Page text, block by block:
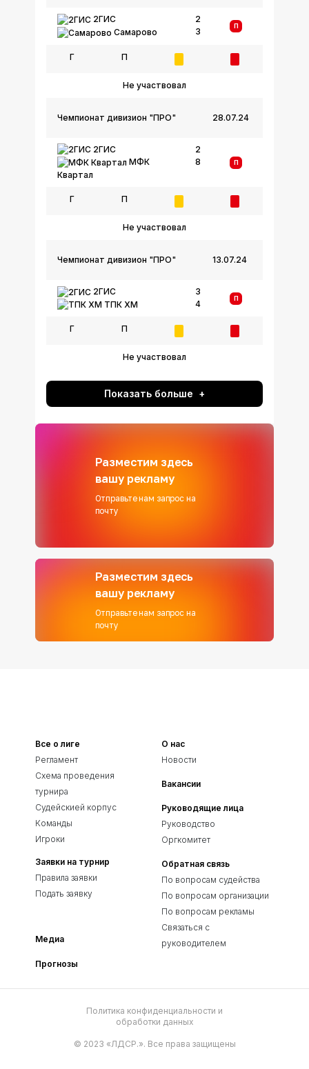
2ГИС
Самарово
2
3
П
Г П
Не участвовал
28.07.24
Чемпионат дивизион "ПРО"
2ГИС
МФК
Квартал
2
8
П
Г П
Не участвовал
13.07.24
Чемпионат дивизион "ПРО"
2ГИС
ТПК ХМ
3
4
П
Г П
Не участвовал
Показать больше
Разместим здесь
вашу рекламу
Отправьте нам запрос на
почту
Разместим здесь
вашу рекламу
Отправьте нам запрос на
почту
Все о лиге
Регламент
Схема проведения
турнира
Судейскией корпус
Команды
Игроки
Заявки на турнир
Правила заявки
Подать заявку
Медиа
Прогнозы
О нас
Новости
Вакансии
Руководящие лица
Руководство
Оргкомитет
Обратная связь
По вопросам судейства
По вопросам организации
По вопросам рекламы
Связаться с
руководителем
Политика конфиденциальности и
обработки данных
© 2023 «ЛДСР.». Все права защищены